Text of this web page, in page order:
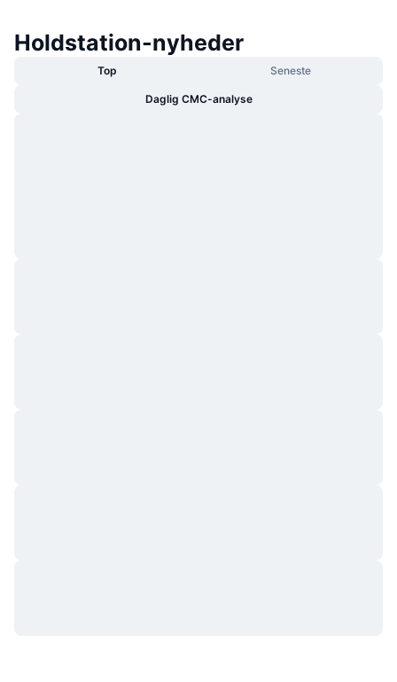
Holdstation-nyheder
Top Seneste
Daglig CMC-analyse